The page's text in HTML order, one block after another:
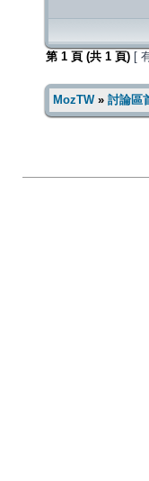
第 1 頁 (共 1 頁) [
MozTW» 討論區